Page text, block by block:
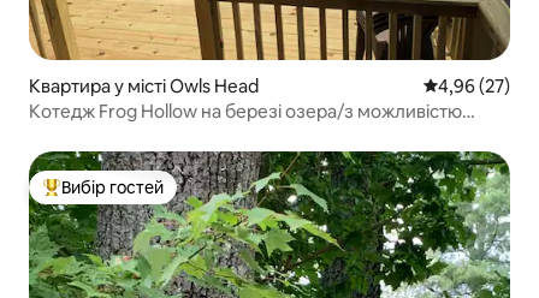
Квартира у місті Owls Head Середня
4,96 (27)
Котедж Frog Hollow на березі озера/з можливістю
Топ вибір гостей
Вибір гостей